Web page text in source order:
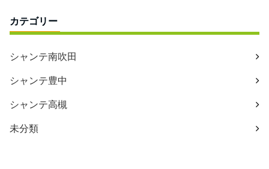
カテゴリー
シャンテ南吹田
シャンテ豊中
シャンテ高槻
未分類